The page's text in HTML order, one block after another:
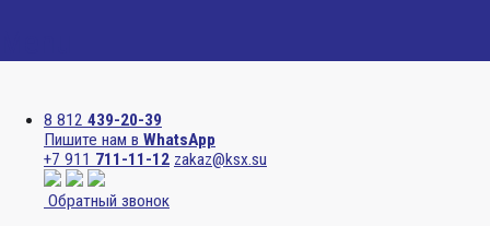
8 812 439-20-39
Пишите нам в WhatsApp
+7 911 711-11-12 zakaz@ksx.su
Обратный звонок